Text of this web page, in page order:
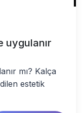
uygulanır
mı? Kalça
estetik